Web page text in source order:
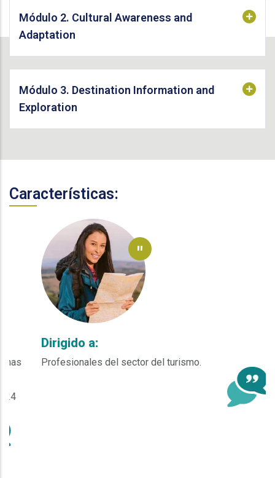
Módulo 2. Cultural Awareness and
Adaptation
Módulo 3. Destination Information and
Exploration
Características:
Dirigido a:
Profesionales del sector del turismo.